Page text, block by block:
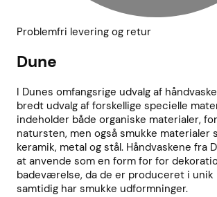
Problemfri levering og retur
Dune
I Dunes omfangsrige udvalg af
bredt udvalg af forskellige specielle
indeholder både organiske materialer,
natursten, men også smukke materialer
keramik, metal og stål. Håndvaskene fra
at anvende som en form for for
badeværelse, da de er produceret i unik
samtidig har smukke udformninger.